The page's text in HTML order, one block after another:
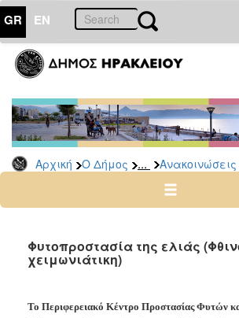
GR EN
Αρχική Ο Δήμος ... Ανακοινώσεις
ΔΗΜΟΣ
Υπηρεσίες
&
Φορείς
Δημοτικές
Υπηρεσίες
Ηλεκτρονική
Διακυβέρνηση
Επιτροπές
Φυτοπροστασία της ελιάς
χειμωνιάτικη)
Το Περιφερειακό Κέντρο Προστασίας Φυτών